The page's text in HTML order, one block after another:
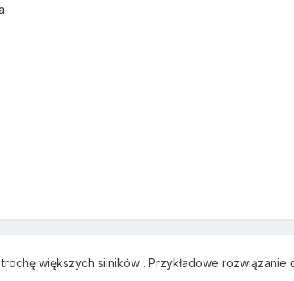
większych silników . Przykładowe rozwiązanie